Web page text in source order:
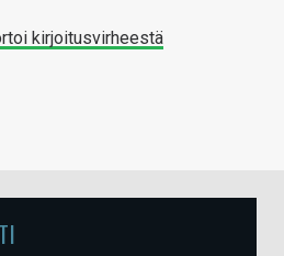
kirjoitusvirheestä